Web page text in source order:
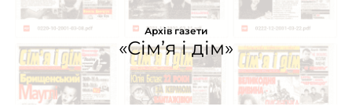
Архів газети
«Сім’я і дім»